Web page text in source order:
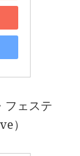
フェステ
）